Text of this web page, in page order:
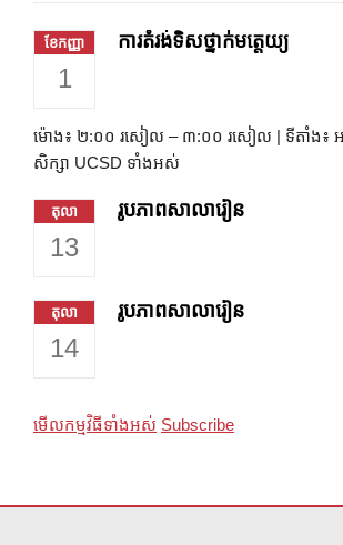
ខែកញ្ញា
1
ការតំរង់ទិសថ្នាក់មត្តេយ្យ
ម៉ោង៖ ២:០០ រសៀល – ៣:០០ រសៀល | ទីតាំង៖ អ
សិក្សា UCSD ទាំងអស់
តុលា
13
រូបភាពសាលារៀន
តុលា
14
រូបភាពសាលារៀន
មើលកម្មវិធីទាំងអស់ Subscribe